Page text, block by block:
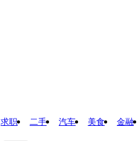
求职 二手 汽车 美食 金融